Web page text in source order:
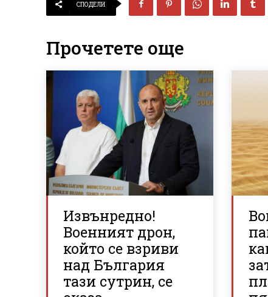
СПОДЕЛИ
Прочетете още
Извънредно!
Военният дрон,
който се взриви
над България
тази сутрин, се